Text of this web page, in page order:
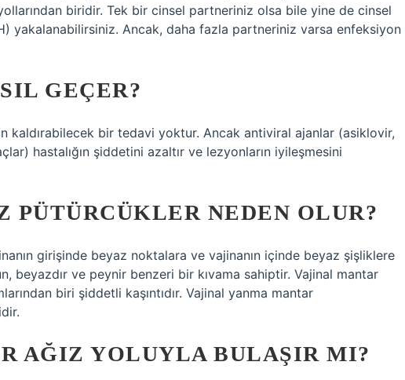
yollarından biridir. Tek bir cinsel partneriniz olsa bile yine de cinsel
yakalanabilirsiniz. Ancak, daha fazla partneriniz varsa enfeksiyon
GEÇER?
kaldırabilecek bir tedavi yoktur. Ancak antiviral ajanlar (asiklovir,
hastalığın şiddetini azaltır ve lezyonların iyileşmesini
PÜTÜRCÜKLER NEDEN OLUR?
girişinde beyaz noktalara ve vajinanın içinde beyaz şişliklere
beyazdır ve peynir benzeri bir kıvama sahiptir. Vajinal mantar
biri şiddetli kaşıntıdır. Vajinal yanma mantar
AĞIZ YOLUYLA BULAŞIR MI?